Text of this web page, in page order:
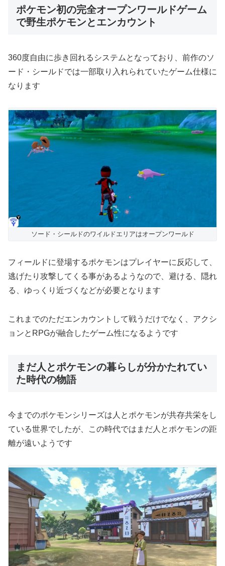
ポケモン初の完全オープンワールドゲーム
で野生ポケモンとエンカウント
360度自由に歩き回れるシステムとなっており、前作のソ
ード・シールドでは一部取り入れられていたゲーム仕様に
なります
ソード・シールドのワイルドエリアはオープンワールド
フィールドに登場するポケモンはプレイヤーに反応して、
逃げたり攻撃してくる事があるようなので、避ける、隠れ
る、ゆっくり近づくなどが必要となります
これまでのただエンカウントして戦うだけでなく、アクシ
ョンとRPGが融合したゲーム性になるようです
まだ人とポケモンの暮らしが分かたれてい
た時代の物語
今までのポケモンシリーズは人とポケモンが共存共栄をし
ている世界でしたが、この時代ではまだ人とポケモンの距
離が遠いようです